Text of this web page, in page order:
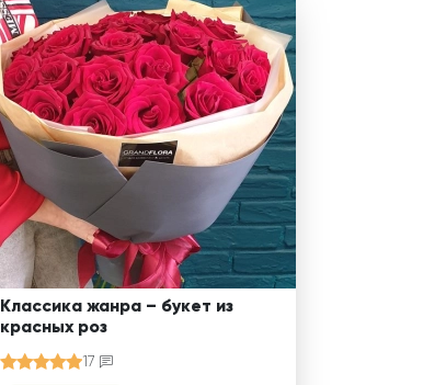
Классика жанра – букет из
красных роз
17